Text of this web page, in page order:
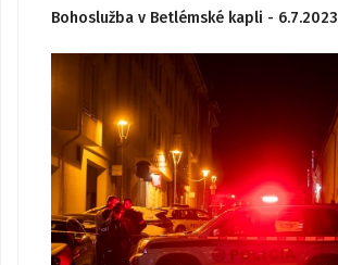
Bohoslužba v Betlémské kapli - 6.7.2023